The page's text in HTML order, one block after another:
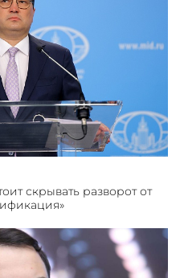
скрывать разворот от